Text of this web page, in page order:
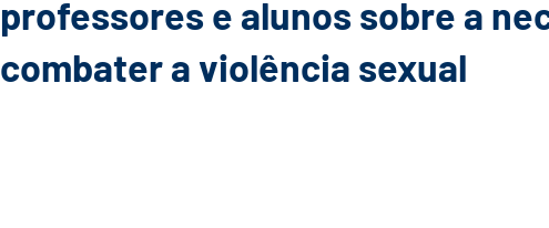
professores e alunos sobre a
combater a violência sexual